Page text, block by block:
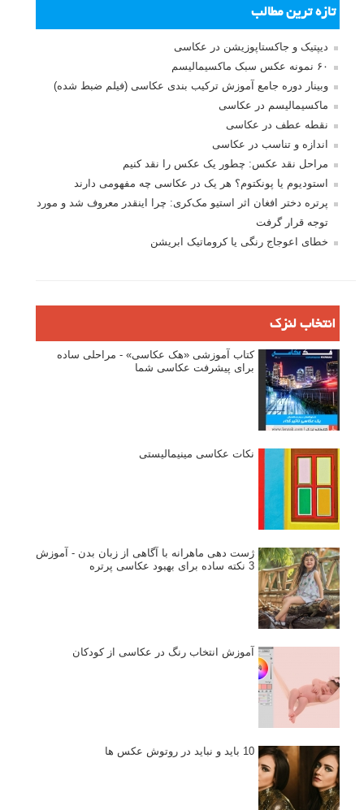
تازه ترین مطالب
دیپتیک و جاکستا‌پوزیشن در عکاسی
۶۰ نمونه عکس سبک ماکسیمالیسم
وبینار دوره جامع آموزش ترکیب بندی عکاسی (فیلم ضبط شده)
ماکسیمالیسم در عکاسی
نقطه عطف در عکاسی
اندازه و تناسب در عکاسی
مراحل نقد عکس: چطور یک عکس را نقد کنیم
استودیوم یا پونکتوم؟ هر یک در عکاسی چه مفهومی دارند
پرتره دختر افغان اثر استیو مک‌کری: چرا اینقدر معروف شد و مورد
توجه قرار گرفت
خطای اعوجاج رنگی یا کروماتیک ابریشن
انتخاب لنزک
کتاب آموزشی «هک عکاسی» - مراحلی ساده
برای پیشرفت عکاسی شما
نکات عکاسی مینیمالیستی
ژست دهی ماهرانه با آگاهی از زبان بدن - آموزش
3 نکته ساده برای بهبود عکاسی پرتره
آموزش انتخاب رنگ در عکاسی از کودکان
10 باید و نباید در روتوش عکس ها